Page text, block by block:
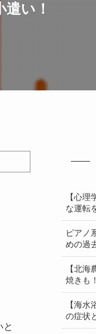
遣い！
と
【心
な運転
ピアノ
めの過
【北
焼きも
【海
の症状